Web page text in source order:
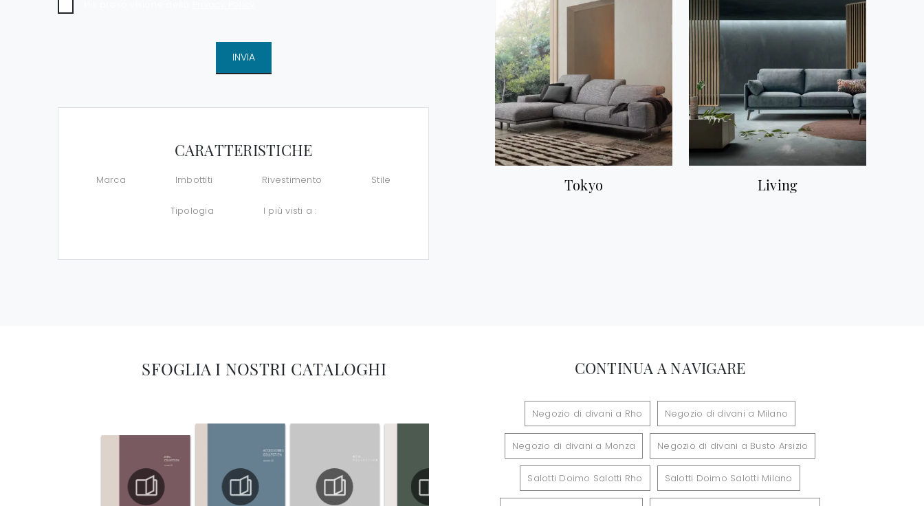
INVIA
CARATTERISTICHE
Marca Imbottiti Rivestimento Stile
Tipologia I più visti a :
Tokyo Living
SFOGLIA I NOSTRI CATALOGHI CONTINUA A NAVIGARE
Negozio di divani a Rho Negozio di divani a Milano
Negozio di divani a Monza Negozio di divani a Busto Arsizio
Salotti Doimo Salotti Rho Salotti Doimo Salotti Milano